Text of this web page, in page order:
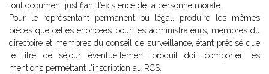
tout document justifiant l’existence de la personne morale.
Pour le représentant permanent ou légal, produire les mêmes
pièces que celles énoncées pour les administrateurs, membres du
directoire et membres du conseil de surveillance, étant précisé que
le titre de séjour éventuellement produit doit comporter les
mentions permettant l'inscription au RCS.